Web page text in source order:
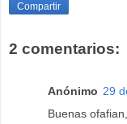
Compartir
2 comentarios:
Anónimo 29
Buenas ofafian,